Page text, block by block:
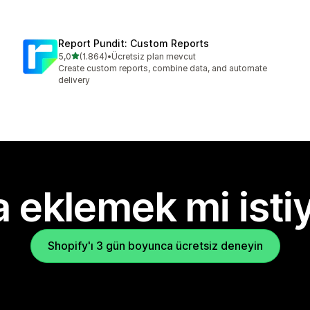
Report Pundit: Custom Reports
5,05 yıldız üzerinden
(1.864)
toplam 1864 değerlendirme
•Ücretsiz plan mevcut
Create custom reports, combine data, and automate
delivery
eklemek mi
Shopify'ı 3 gün boyunca ücretsiz deneyin